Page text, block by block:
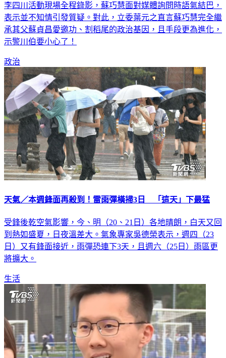
李四川活動現場全程錄影，蘇巧慧面對媒體詢問時語氣結巴，
表示並不知情引發質疑。對此，立委葉元之直言蘇巧慧完全繼
承其父蘇貞昌愛邀功、割稻尾的政治基因，且手段更為進化，
示警川伯要小心了！
政治
天氣／本週鋒面再殺到！雷雨彈橫掃3日 「這天」下最猛
受鋒後乾空氣影響，今、明（20、21日）各地晴朗，白天又回
到熱如盛夏，日夜溫差大。氣象專家吳德榮表示，週四（23
日）又有鋒面接近，雨彈恐連下3天，且週六（25日）雨區更
將擴大。
生活